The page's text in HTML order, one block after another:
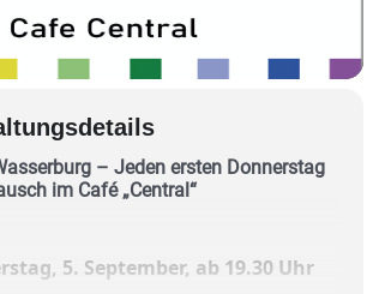
– Jeden ersten Donnerstag
im Café „Central“
5. September, ab 19.30 Uhr